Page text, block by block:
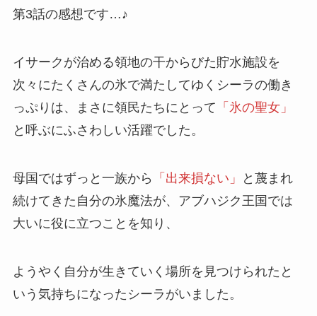
第3話の感想です…♪
イサークが治める領地の干からびた貯水施設を
次々にたくさんの氷で満たしてゆくシーラの働き
っぷりは、まさに領民たちにとって 「氷の聖女」
と呼ぶにふさわしい活躍でした。
母国ではずっと一族から 「出来損ない」
と蔑まれ
続けてきた自分の氷魔法が、アブハジク王国では
大いに役に立つことを知り、
ようやく自分が生きていく場所を見つけられたと
いう気持ちになったシーラがいました。